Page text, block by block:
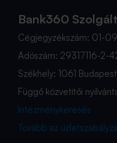
Bank360
Cégjegyzékszám: 01-
Adószám: 29317116-2-
Székhely: 1061
Függő közvetítői
Intézménykeresés
Tovább az